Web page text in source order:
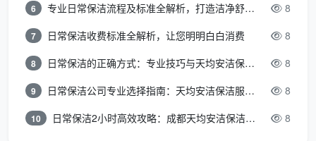
干铲玻璃：没有湿润软化直接上铲刀，玻璃表面会出
现细密划痕，阳光下尤其明显。永远保持玻璃面湿润
是铁律。
用钢丝球或百洁布硬面猛擦 ：想把漆点快速蹭掉，结
配溶剂。
6 专业日常保洁流程及标准全解析，打造洁净舒适环境 8
7 日常保洁收费标准全解析，让您明明白白消费 8
8 日常保洁的正确方式：专业技巧与天均安洁保洁服务全解析 8
9 日常保洁公司专业选择指南：天均安洁保洁服务全解析 8
10 日常保洁2小时高效攻略：成都天均安洁保洁专业时间管理方案 8